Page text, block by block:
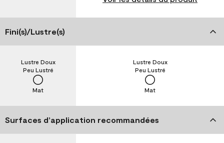
Fini(s)/Lustre(s)
Mat
Peu Lustré
Lustre Doux
Mat
Peu Lustré
Lustre Doux
Surfaces d’application recommandées